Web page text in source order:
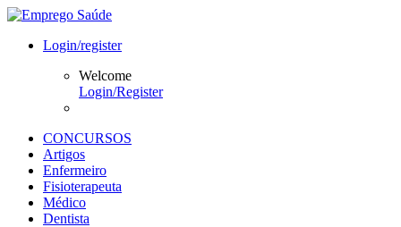
Login/register
Welcome
Login/Register
CONCURSOS
Artigos
Enfermeiro
Fisioterapeuta
Médico
Dentista